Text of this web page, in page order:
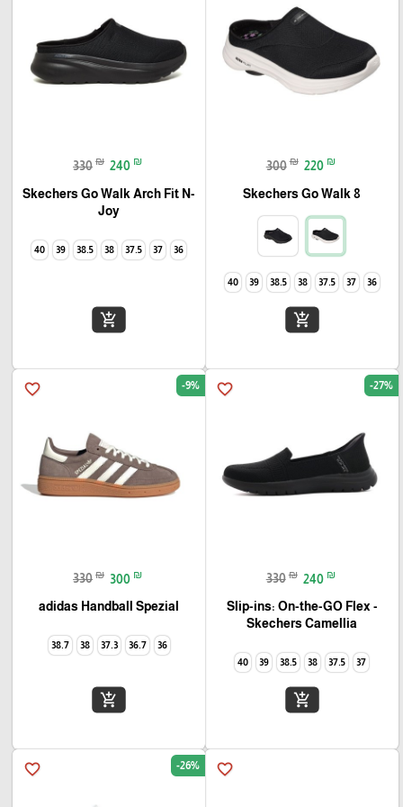
300 ₪ 220 ₪
Skechers Go Walk 8
36
37
37.5
38
38.5
39
40
add_shopping_cart
330 ₪ 240 ₪
Skechers Go Walk Arch Fit N-
Joy
36
37
37.5
38
38.5
39
40
add_shopping_cart
favorite_border -27%
330 ₪ 240 ₪
Slip-ins: On-the-GO Flex -
Camellia‏ Skechers
37
37.5
38
38.5
39
40
add_shopping_cart
favorite_border -9%
330 ₪ 300 ₪
adidas Handball Spezial
36
36.7
37.3
38
38.7
add_shopping_cart
favorite_border
favorite_border -26%